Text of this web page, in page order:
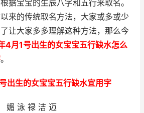
据宝宝的生辰八字和五行来取名。
来的传统取名方法，大家或多或少
让大家多多理解这种方法，那么今
4月1号出生的女宝宝五行缺水怎么
。
出生的女宝宝五行缺水宜用字
媚 泳 禄 洁 迈